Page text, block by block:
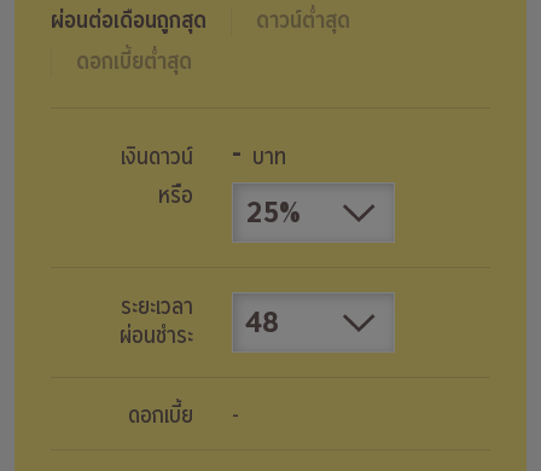
ผ่อนต่อเดือนถูกสุด
ดาวน์ต่ำสุด
ดอกเบี้ยต่ำสุด
เงินดาวน์ - บาท
หรือ
25%
ระยะเวลา
ผ่อนชำระ
48
ดอกเบี้ย -